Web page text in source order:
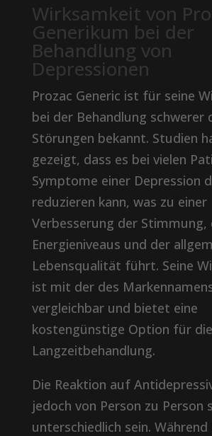
Wirksamkeit von
Generikum bei der
Behandlung von
Depressionen
Prozac Generic ist für seine
bei der Behandlung schwerer
Störungen bekannt. Studien
gezeigt, dass es bei vielen
Symptome einer Depression
reduzieren kann, was zu einer
Verbesserung der Stimmung,
Energieniveaus und der
Lebensqualität führt. Seine
ist mit der des
vergleichbar und bietet eine
kostengünstige Option für die
Langzeitbehandlung.
Die Reaktion auf
jedoch von Person zu Person
unterschiedlich sein. Während